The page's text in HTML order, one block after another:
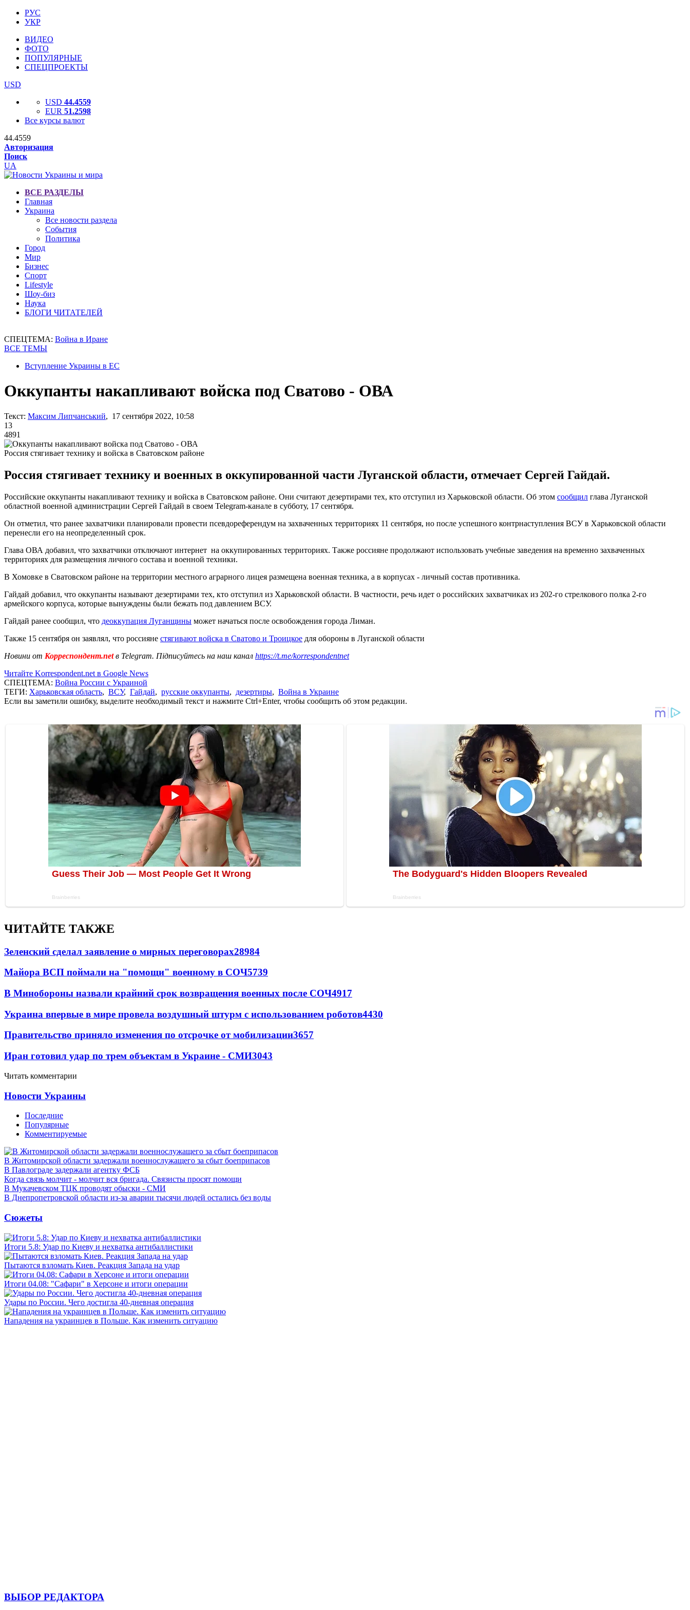
РУС
УКР
ВИДЕО
ФОТО
ПОПУЛЯРНЫЕ
СПЕЦПРОЕКТЫ
USD
USD 44.4559
EUR 51.2598
Все курсы валют
44.4559
Авторизация
Поиск
UA
ВСЕ РАЗДЕЛЫ
Главная
Украина
Все новости раздела
События
Политика
Город
Мир
Бизнес
Спорт
Lifestyle
Шоу-биз
Наука
БЛОГИ ЧИТАТЕЛЕЙ
СПЕЦТЕМА: Война в Иране
ВСЕ ТЕМЫ
Вступление Украины в ЕС
Оккупанты накапливают войска под Сватово - ОВА
Текст: Максим Липчанський, 17 сентября 2022, 10:58
13
4891
Россия стягивает технику и войска в Сватовском районе
Россия стягивает технику и военных в оккупированной части Луганской области, отмечает Сергей Гайдай.
Российские оккупанты накапливают технику и войска в Сватовском районе. Они считают дезертирами тех, кто отступил из Харьковской области. Об этом сообщил глава Луганской
областной военной администрации Сергей Гайдай в своем Telegram-канале в субботу, 17 сентября.
Он отметил, что ранее захватчики планировали провести псевдореферендум на захваченных территориях 11 сентября, но после успешного контрнаступления ВСУ в Харьковской области
перенесли его на неопределенный срок.
Глава ОВА добавил, что захватчики отключают интернет на оккупированных территориях. Также россияне продолжают использовать учебные заведения на временно захваченных
территориях для размещения личного состава и военной техники.
В Хомовке в Сватовском районе на территории местного аграрного лицея размещена военная техника, а в корпусах - личный состав противника.
Гайдай добавил, что оккупанты называют дезертирами тех, кто отступил из Харьковской области. В частности, речь идет о российских захватчиках из 202-го стрелкового полка 2-го
армейского корпуса, которые вынуждены были бежать под давлением ВСУ.
Гайдай ранее сообщил, что деоккупация Луганщины может начаться после освобождения города Лиман.
Также 15 сентября он заявлял, что россияне стягивают войска в Сватово и Троицкое для обороны в Луганской области
Новини от Корреспондент.netв Telegram. Підписуйтесь на наш канал https://t.me/korrespondentnet
Читайте Korrespondent.net в Google News
СПЕЦТЕМА: Война России с Украиной
ТЕГИ: Харьковская область, ВСУ, Гайдай, русские оккупанты, дезертиры, Война в Украине
Если вы заметили ошибку, выделите необходимый текст и нажмите Ctrl+Enter, чтобы сообщить об этом редакции.
ЧИТАЙТЕ ТАКЖЕ
Зеленский сделал заявление о мирных переговорах28984
Майора ВСП поймали на "помощи" военному в СОЧ5739
В Минобороны назвали крайний срок возвращения военных после СОЧ4917
Украина впервые в мире провела воздушный штурм с использованием роботов4430
Правительство приняло изменения по отсрочке от мобилизации3657
Иран готовил удар по трем объектам в Украине - СМИ3043
Читать комментарии
Новости Украины
Последние
Популярные
Комментируемые
В Житомирской области задержали военнослужащего за сбыт боеприпасов
В Павлограде задержали агентку ФСБ
Когда связь молчит - молчит вся бригада. Связисты просят помощи
В Мукачевском ТЦК проводят обыски - СМИ
В Днепропетровской области из-за аварии тысячи людей остались без воды
Сюжеты
Итоги 5.8: Удар по Киеву и нехватка антибаллистики
Пытаются взломать Киев. Реакция Запада на удар
Итоги 04.08: "Сафари" в Херсоне и итоги операции
Удары по России. Чего достигла 40-дневная операция
Нападения на украинцев в Польше. Как изменить ситуацию
ВЫБОР РЕДАКТОРА